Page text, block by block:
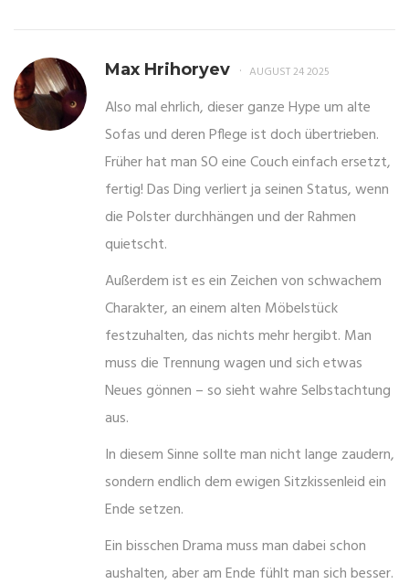
Max Hrihoryev AUGUST 24 2025
Also mal ehrlich, dieser ganze Hype um alte
Sofas und deren Pflege ist doch übertrieben.
Früher hat man SO eine Couch einfach ersetzt,
fertig! Das Ding verliert ja seinen Status, wenn
die Polster durchhängen und der Rahmen
quietscht.
Außerdem ist es ein Zeichen von schwachem
Charakter, an einem alten Möbelstück
festzuhalten, das nichts mehr hergibt. Man
muss die Trennung wagen und sich etwas
Neues gönnen – so sieht wahre Selbstachtung
aus.
In diesem Sinne sollte man nicht lange zaudern,
sondern endlich dem ewigen Sitzkissenleid ein
Ende setzen.
Ein bisschen Drama muss man dabei schon
aushalten, aber am Ende fühlt man sich besser.